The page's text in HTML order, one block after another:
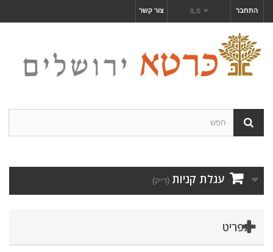
התחבר ILS צור קשר
עגלת קניות (ריק)
תפריט